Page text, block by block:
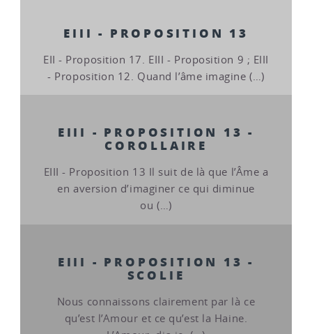
EIII - PROPOSITION 13
EII - Proposition 17. EIII - Proposition 9 ; EIII
- Proposition 12. Quand l’âme imagine (…)
EIII - PROPOSITION 13 -
COROLLAIRE
EIII - Proposition 13 Il suit de là que l’Âme a
en aversion d’imaginer ce qui diminue
ou (…)
EIII - PROPOSITION 13 -
SCOLIE
Nous connaissons clairement par là ce
qu’est l’Amour et ce qu’est la Haine.